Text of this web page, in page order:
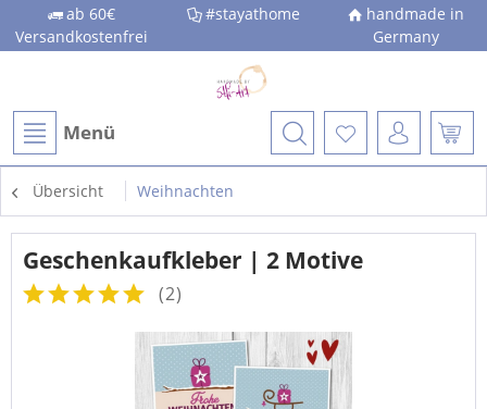
ab 60€
Versandkostenfrei
#stayathome
handmade in
Germany
Menü
Übersicht Weihnachten
Geschenkaufkleber | 2 Motive
(2)